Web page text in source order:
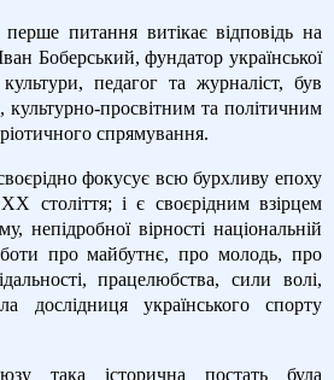
питання витікає відповідь на
Боберський, фундатор української
культури, педагог та журналіст, був
просвітним та політичним
спрямування.
фокусує всю бурхливу епоху
століття; і є своєрідним взірцем
непідробної вірності національній
про майбутнє, про молодь, про
працелюбства, сили волі,
дослідниця українського спорту
така історична постать була